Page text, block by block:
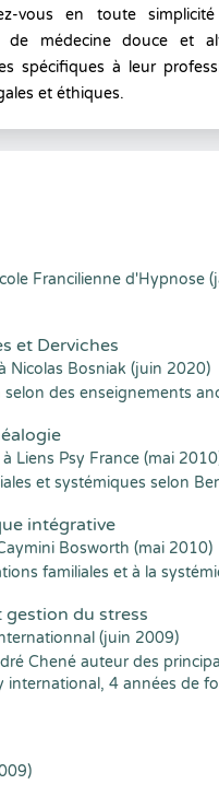
vous en toute
de médecine douce et
spécifiques à leur
et éthiques.
Francilienne d'Hypnose
et Derviches
Nicolas Bosniak (juin 2020)
des enseignements
Liens Psy France (mai
et systémiques selon
intégrative
Bosworth (mai 2010)
familiales et à la
du stress
(juin 2009)
Chené auteur des
international, 4 années de